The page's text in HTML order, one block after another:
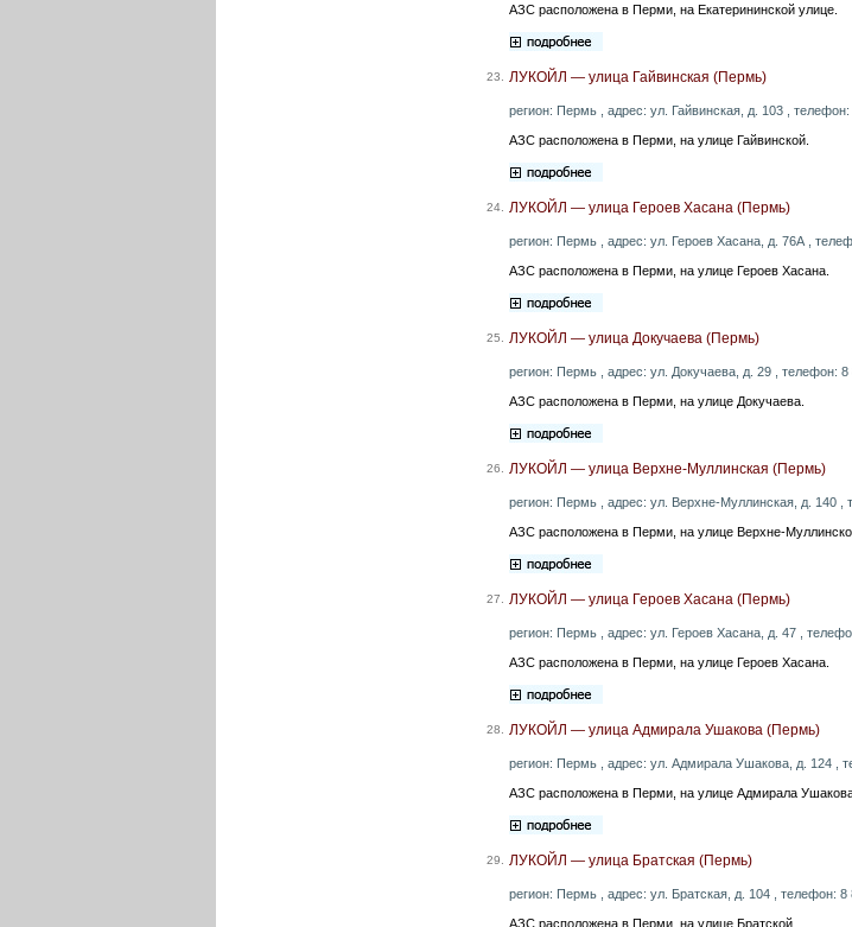
АЗС расположена в Перми, на Екатерининской улице.
23. ЛУКОЙЛ — улица Гайвинская (Пермь)
регион: Пермь , адрес: ул. Гайвинская, д. 103 , телефон:
АЗС расположена в Перми, на улице Гайвинской.
24. ЛУКОЙЛ — улица Героев Хасана (Пермь)
регион: Пермь , адрес: ул. Героев Хасана, д. 76А ,
АЗС расположена в Перми, на улице Героев Хасана.
25. ЛУКОЙЛ — улица Докучаева (Пермь)
регион: Пермь , адрес: ул. Докучаева, д. 29 , телефон: 8
АЗС расположена в Перми, на улице Докучаева.
26. ЛУКОЙЛ — улица Верхне-Муллинская (Пермь)
регион: Пермь , адрес: ул. Верхне-Муллинская, д. 140 ,
АЗС расположена в Перми, на улице Верхне-
27. ЛУКОЙЛ — улица Героев Хасана (Пермь)
регион: Пермь , адрес: ул. Героев Хасана, д. 47 ,
АЗС расположена в Перми, на улице Героев Хасана.
28. ЛУКОЙЛ — улица Адмирала Ушакова (Пермь)
регион: Пермь , адрес: ул. Адмирала Ушакова, д. 124 ,
АЗС расположена в Перми, на улице Адмирала
29. ЛУКОЙЛ — улица Братская (Пермь)
регион: Пермь , адрес: ул. Братская, д. 104 , телефон: 8
АЗС расположена в Перми, на улице Братской.